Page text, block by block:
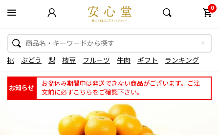
0
桃 ぶどう 梨 枝豆 フルーツ 牛肉 ギフト ランキング
お知らせ
お盆休み期間中は発送できない商品がございます。ご注
文前に必ずこちらをご確認下さい。